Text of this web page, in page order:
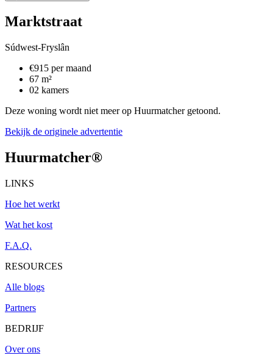
Marktstraat
Súdwest-Fryslân
€915 per maand
67 m²
02 kamers
Deze woning wordt niet meer op Huurmatcher getoond.
Bekijk de originele advertentie
Huurmatcher®
LINKS
Hoe het werkt
Wat het kost
F.A.Q.
RESOURCES
Alle blogs
Partners
BEDRIJF
Over ons